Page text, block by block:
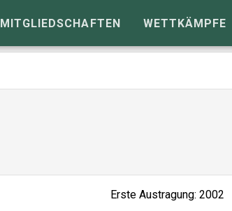
MITGLIEDSCHAFTEN WETTKÄMPFE
Erste Austragung: 2002